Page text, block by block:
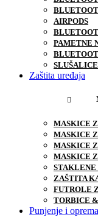
AIRPODS
PAMETNE
Zaštita uređaja
MASKICE
MASKICE
MASKICE
MASKICE
ZAŠTITA
FUTROLE
TORBICE
Punjenje i oprema